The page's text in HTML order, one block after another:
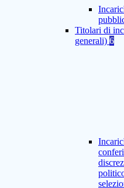
Titolari di
generali) 6